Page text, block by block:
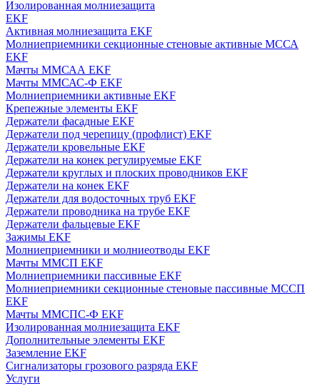
Изолированная молниезащита
EKF
Активная молниезащита EKF
Молниеприемники секционные стеновые активные МССА
EKF
Мачты ММСАА EKF
Мачты ММСАС-Ф EKF
Молниеприемники активные EKF
Крепежные элементы EKF
Держатели фасадные EKF
Держатели под черепицу (профлист) EKF
Держатели кровельные EKF
Держатели на конек регулируемые EKF
Держатели круглых и плоских проводников EKF
Держатели на конек EKF
Держатели для водосточных труб EKF
Держатели проводника на трубе EKF
Держатели фальцевые EKF
Зажимы EKF
Молниеприемники и молниеотводы EKF
Мачты ММСП EKF
Молниеприемники пассивные EKF
Молниеприемники секционные стеновые пассивные МССП
EKF
Мачты ММСПС-Ф EKF
Изолированная молниезащита EKF
Дополнительные элементы EKF
Заземление EKF
Сигнализаторы грозового разряда EKF
Услуги